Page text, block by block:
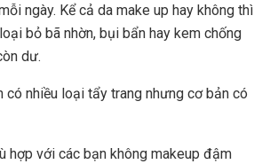
ngày. Kể cả da make up hay không thì
bỏ bã nhờn, bụi bẩn hay kem chống
dư.
có nhiều loại tẩy trang nhưng cơ bản có
hợp với các bạn không makeup đậm